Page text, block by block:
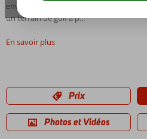
environ 5 km. Les transports en
un terrain de golf à p...
En savoir plus
Prix
Photos et Vidéos